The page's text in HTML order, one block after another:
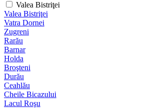
Valea Bistriţei
Valea Bistriţei
Vatra Dornei
Zugreni
Rarău
Barnar
Holda
Broşteni
Durău
Ceahlău
Cheile Bicazului
Lacul Roşu